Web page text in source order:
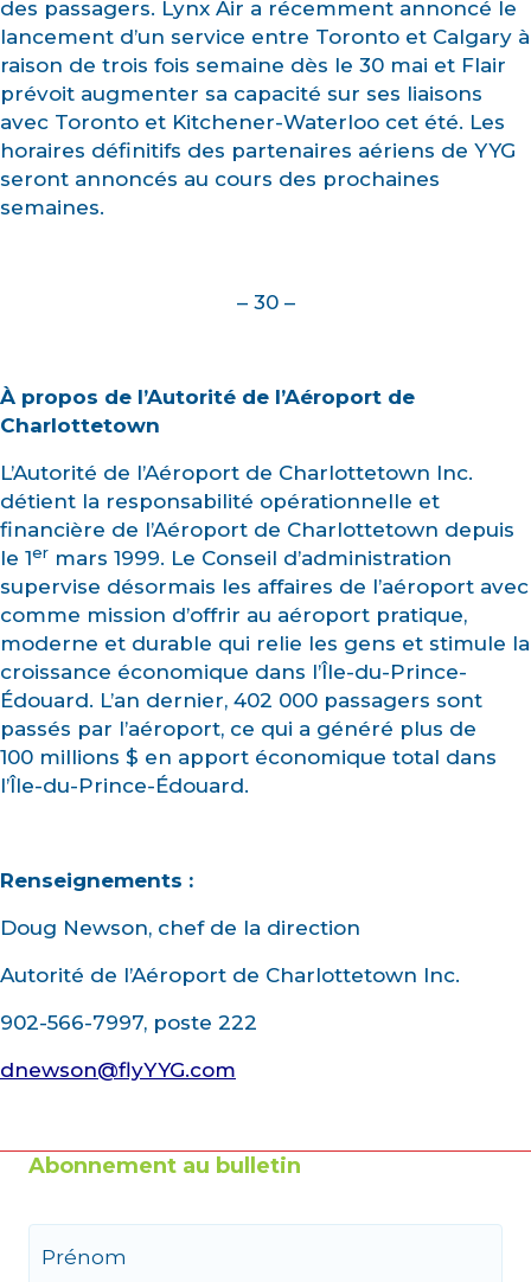
des passagers. Lynx Air a récemment annoncé le
lancement d’un service entre Toronto et Calgary à
raison de trois fois semaine dès le 30 mai et Flair
prévoit augmenter sa capacité sur ses liaisons
avec Toronto et Kitchener-Waterloo cet été. Les
horaires définitifs des partenaires aériens de YYG
seront annoncés au cours des prochaines
semaines.
– 30 –
À propos de l’Autorité de l’Aéroport de
Charlottetown
L’Autorité de l’Aéroport de Charlottetown Inc.
détient la responsabilité opérationnelle et
financière de l’Aéroport de Charlottetown depuis
le 1er mars 1999. Le Conseil d’administration
supervise désormais les affaires de l’aéroport avec
comme mission d’offrir au aéroport pratique,
moderne et durable qui relie les gens et stimule la
croissance économique dans l’Île-du-Prince-
Édouard. L’an dernier, 402 000 passagers sont
passés par l’aéroport, ce qui a généré plus de
100 millions $ en apport économique total dans
l’Île-du-Prince-Édouard.
Renseignements :
Doug Newson, chef de la direction
Autorité de l’Aéroport de Charlottetown Inc.
902-566-7997, poste 222
dnewson@flyYYG.com
Abonnement au bulletin
N